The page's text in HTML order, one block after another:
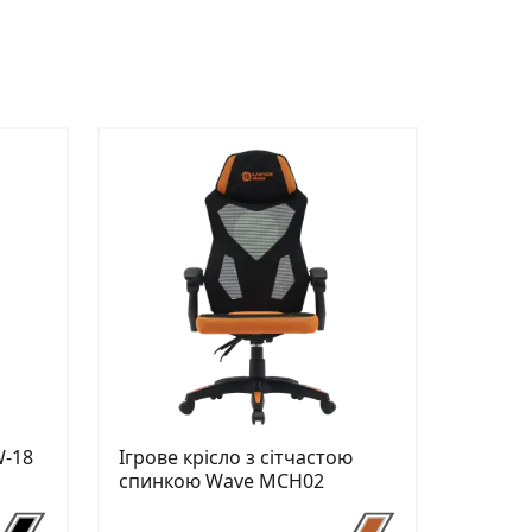
18
Ігрове крісло з сітчастою
спинкою Wave MCH02